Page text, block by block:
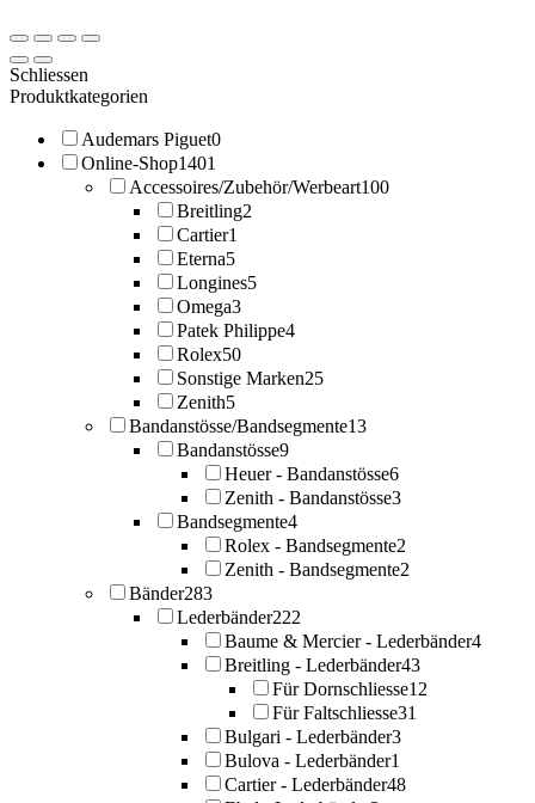
Schliessen
Produktkategorien
Audemars Piguet0
Online-Shop1401
Accessoires/Zubehör/Werbeart100
Breitling2
Cartier1
Eterna5
Longines5
Omega3
Patek Philippe4
Rolex50
Sonstige Marken25
Zenith5
Bandanstösse/Bandsegmente13
Bandanstösse9
Heuer - Bandanstösse6
Zenith - Bandanstösse3
Bandsegmente4
Rolex - Bandsegmente2
Zenith - Bandsegmente2
Bänder283
Lederbänder222
Baume & Mercier - Lederbänder4
Breitling - Lederbänder43
Für Dornschliesse12
Für Faltschliesse31
Bulgari - Lederbänder3
Bulova - Lederbänder1
Cartier - Lederbänder48